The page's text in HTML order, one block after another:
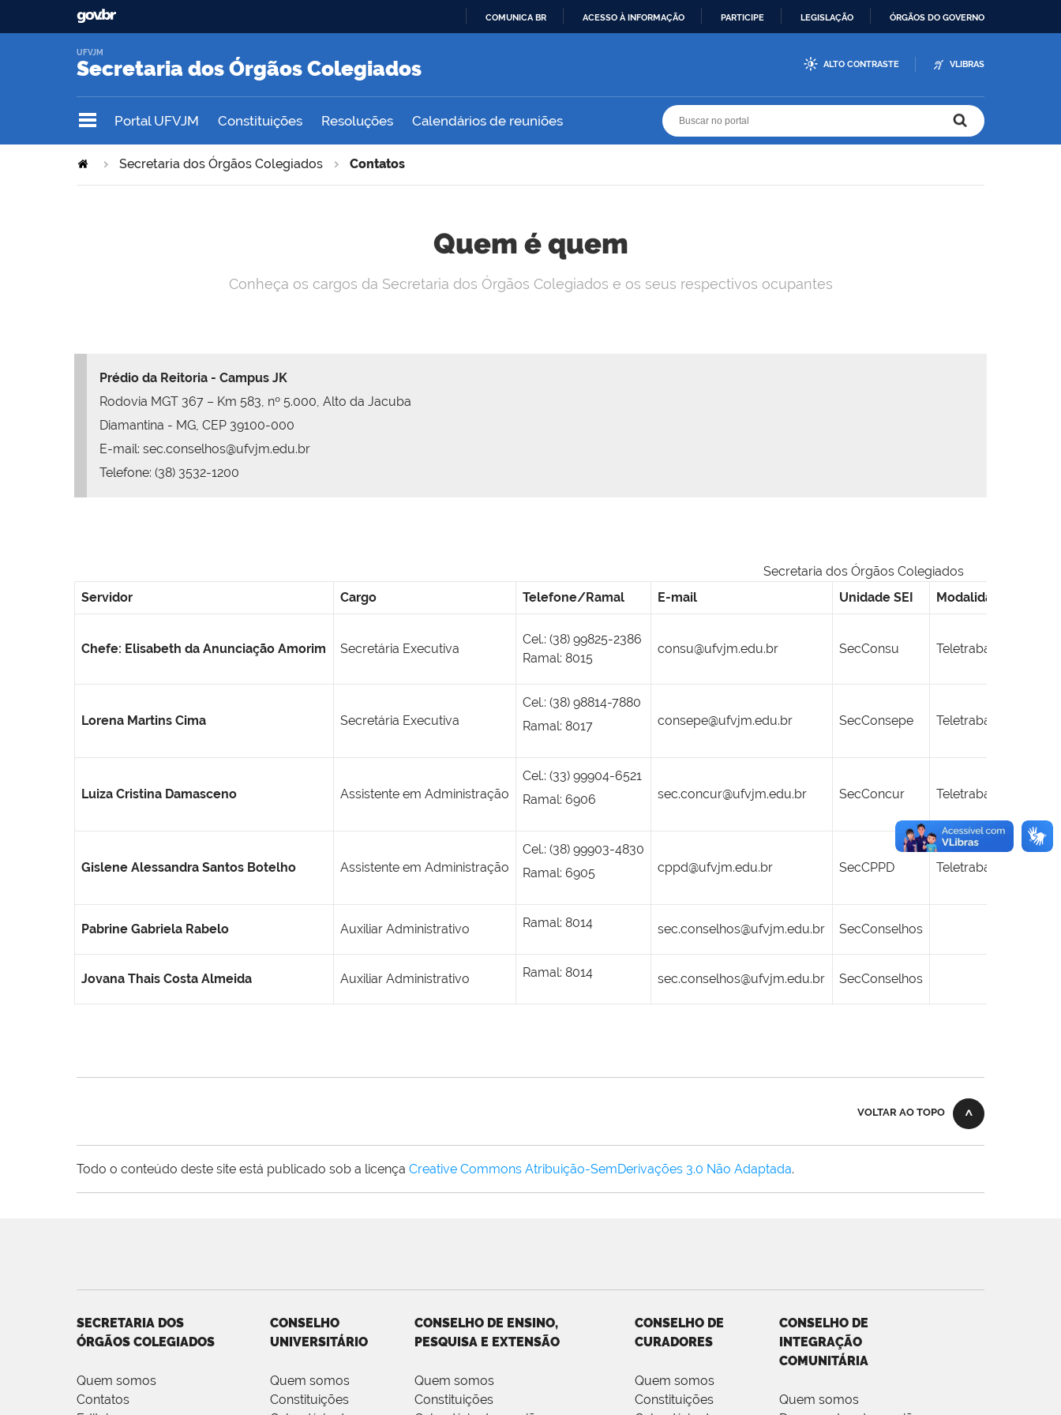
COMUNICA BR ACESSO À INFORMAÇÃO PARTICIPE LEGISLAÇÃO ÓRGÃOS DO GOVERNO
Secretaria dos Órgãos Colegiados
UFVJM
ALTO CONTRASTE VLIBRAS
Portal UFVJM Constituições Resoluções Calendários de reuniões
Secretaria dos Órgãos Colegiados Contatos
Quem é quem
Conheça os cargos da Secretaria dos Órgãos Colegiados e os seus respectivos ocupantes
Prédio da Reitoria - Campus JK
Rodovia MGT 367 – Km 583, nº 5.000, Alto da Jacuba
Diamantina - MG, CEP 39100-000
E-mail: sec.conselhos@ufvjm.edu.br
Telefone: (38) 3532-1200
Secretaria dos Órgãos Colegiados
Servidor
Cargo Telefone/Ramal E-mail Unidade SEI Modalidade PGD
Chefe: Elisabeth da Anunciação Amorim Secretária Executiva
Cel.: (38) 99825-2386
Ramal: 8015
consu@ufvjm.edu.br SecConsu Teletrabalho Parcial
Lorena Martins Cima Secretária Executiva
Cel.: (38) 98814-7880
Ramal: 8017
consepe@ufvjm.edu.br SecConsepe Teletrabalho Parcial
Luiza Cristina Damasceno Assistente em Administração
Cel.: (33) 99904-6521
Ramal: 6906
sec.concur@ufvjm.edu.br SecConcur Teletrabalho
Gislene Alessandra Santos Botelho Assistente em Administração
Cel.: (38) 99903-4830
Ramal: 6905
cppd@ufvjm.edu.br SecCPPD Teletrabalho Parcial
Pabrine Gabriela Rabelo Auxiliar Administrativo Ramal: 8014 sec.conselhos@ufvjm.edu.br SecConselhos
Jovana Thais Costa Almeida Auxiliar Administrativo Ramal: 8014 sec.conselhos@ufvjm.edu.br SecConselhos
VOLTAR AO TOPO
Todo o conteúdo deste site está publicado sob a licença Creative Commons Atribuição-SemDerivações 3.0 Não Adaptada.
SECRETARIA DOS
ÓRGÃOS COLEGIADOS
Quem somos
Contatos
CONSELHO
UNIVERSITÁRIO
Quem somos
Constituições
CONSELHO DE ENSINO,
PESQUISA E EXTENSÃO
Quem somos
Constituições
CONSELHO DE
CURADORES
Quem somos
Constituições
CONSELHO DE
INTEGRAÇÃO
COMUNITÁRIA
Quem somos